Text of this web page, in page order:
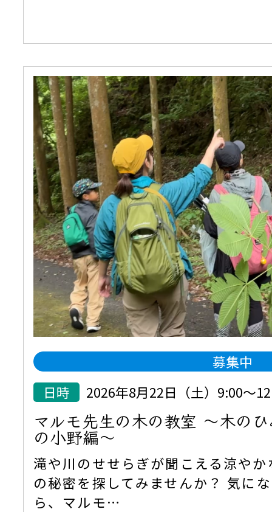
募集中
日時
2026年8月22日（土）9:00～
マルモ先生の木の教室 ～木の
の小野編～
滝や川のせせらぎが聞こえる涼や
の秘密を探してみませんか？ 気に
ら、マルモ…